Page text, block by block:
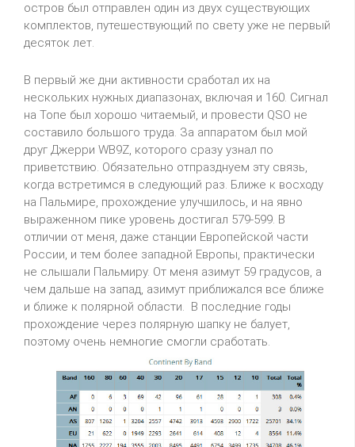
остров был отправлен один из двух существующих
комплектов, путешествующий по свету уже не первый
десяток лет.
В первый же дни активности сработал их на
нескольких нужных диапазонах, включая и 160. Сигнал
на Топе был хорошо читаемый, и провести QSO не
составило большого труда. За аппаратом был мой
друг Джерри WB9Z, которого сразу узнал по
приветствию. Обязательно отпразднуем эту связь,
когда встретимся в следующий раз. Ближе к восходу
на Пальмире, прохождение улучшилось, и на явно
выраженном пике уровень достигал 579-599. В
отличии от меня, даже станции Европейской части
России, и тем более западной Европы, практически
не слышали Пальмиру. От меня азимут 59 градусов, а
чем дальше на запад, азимут приближался все ближе
и ближе к полярной области. В последние годы
прохождение через полярную шапку не балует,
поэтому очень немногие смогли сработать.